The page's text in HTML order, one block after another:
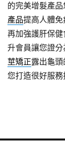
的完美增髮產品
產品提高人體
再加強護肝保
升會員讓您證
莖矯正露出龜
您打造很好服